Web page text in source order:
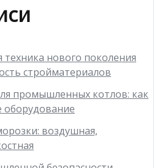
техника нового поколения
стройматериалов
промышленных котлов: как
воздушная,